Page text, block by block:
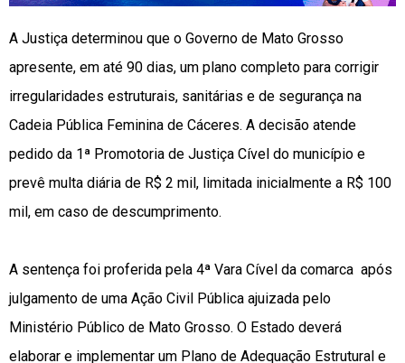
A Justiça determinou que o Governo de Mato Grosso
apresente, em até 90 dias, um plano completo para corrigir
irregularidades estruturais, sanitárias e de segurança na
Cadeia Pública Feminina de Cáceres. A decisão atende
pedido da 1ª Promotoria de Justiça Cível do município e
prevê multa diária de R$ 2 mil, limitada inicialmente a R$ 100
mil, em caso de descumprimento.
A sentença foi proferida pela 4ª Vara Cível da comarca após
julgamento de uma Ação Civil Pública ajuizada pelo
Ministério Público de Mato Grosso. O Estado deverá
elaborar e implementar um Plano de Adequação Estrutural e